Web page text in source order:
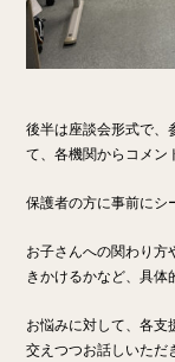
後半は座談会形式で、
て、各機関からコメン
保護者の方に事前にシ
お子さんへの関わり方
きかけるかなど、具体
お悩みに対して、各支
交えつつお話しいただ